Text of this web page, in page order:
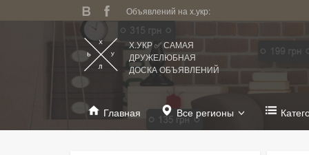
Объявлений на х.укр:
Х.УКР ✅ САМАЯ
ДРУЖЕЛЮБНАЯ
ДОСКА ОБЪЯВЛЕНИЙ
Главная Все регионы